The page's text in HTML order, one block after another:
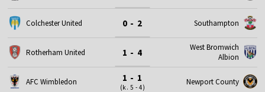
Colchester United 0 - 2 Southampton
Rotherham United 1 - 4
West Bromwich
Albion
AFC Wimbledon 1 - 1
(k. 5 - 4)
Newport County